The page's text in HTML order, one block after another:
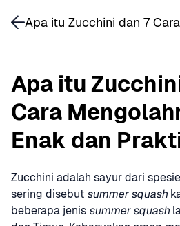
Apa itu
Cara
Enak dan
Zucchini adalah sayur dari
sering disebut summer squash
beberapa jenis summer squash